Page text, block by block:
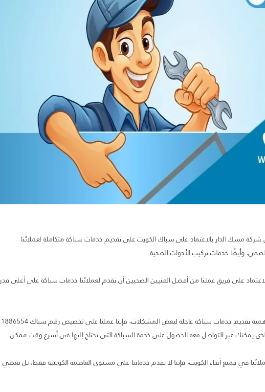
مسك الدار بالاعتماد على سباك الكويت على تقديم خدمات سباكة متكاملة لعملائنا
وأيضًا خدمات تركيب الأدوات الصحية.
على فريق عملنا من أفضل الفنيين الصحيين أن نقدم لعملائنا خدمات سباكة على أعلى قدر
ولإدراكنا في في مسك الدار لمدى أهمية تقديم خدمات سباكة عاجلة لبعض المشكلات، فإننا عملنا على تخصيص رقم سباك 1886554
يمكنك عبر التواصل معه الحصول على خدمة السباكة التي تحتاج إليها في أسرع وقت ممكن.
في جميع أنحاء الكويت، فإننا لا نقدم خدماتنا على مستوى العاصمة الكويتية فقط، بل تغطي